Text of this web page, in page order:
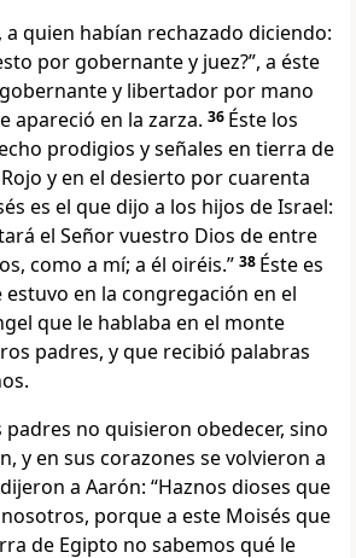
a quien habían rechazado diciendo:
por gobernante y juez?”, a éste
y libertador por mano
apareció en la zarza. 36 Éste los
prodigios y señales en tierra de
y en el desierto por cuarenta
es el que dijo a los hijos de Israel:
el Señor vuestro Dios de entre
como a mí; a él oiréis.” 38 Éste es
en la congregación en el
que le hablaba en el monte
padres, y que recibió palabras
no quisieron obedecer, sino
y en sus corazones se volvieron a
a Aarón: “Haznos dioses que
porque a este Moisés que
de Egipto no sabemos qué le